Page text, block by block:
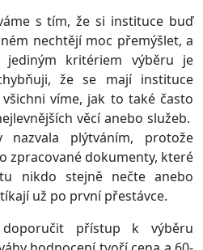
s tím, že si instituce buď
nechtějí moc přemýšlet, a
kritériem výběru je
že se mají instituce
víme, jak to také často
věcí anebo služeb.
plýtváním, protože
zpracované dokumenty, které
nikdo stejně nečte anebo
už po první přestávce.
přístup k výběru